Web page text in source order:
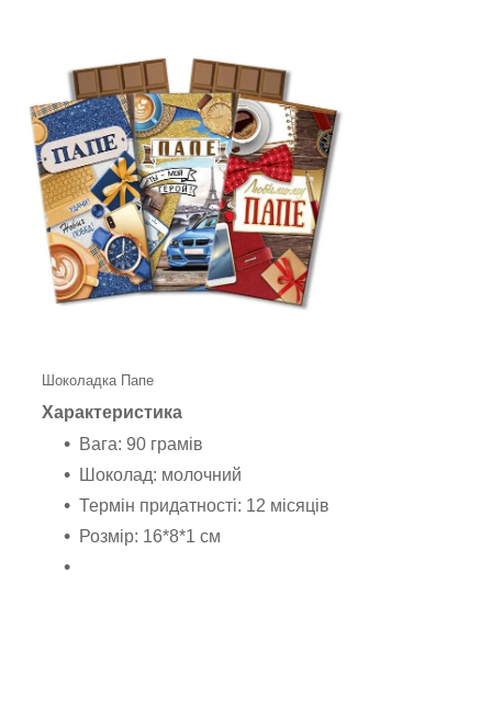
Шоколадка Папе
Характеристика
Вага: 90 грамів
Шоколад: молочний
Термін придатності: 12 місяців
Розмір: 16*8*1 см